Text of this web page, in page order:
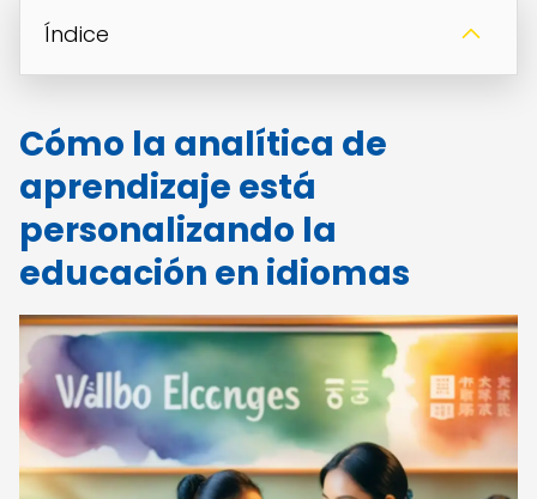
Índice
Cómo la analítica de
aprendizaje está
personalizando la
educación en idiomas